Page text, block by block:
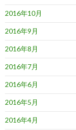
2016年10月
2016年9月
2016年8月
2016年7月
2016年6月
2016年5月
2016年4月